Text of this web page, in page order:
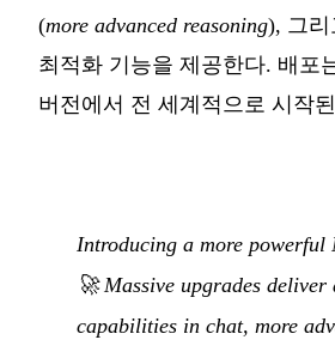
(more advanced reasoning), 그
최적화 기능을 제공한다. 배포
버전에서 전 세계적으로 시작
Introducing a more powerful
🚀 Massive upgrades deliver
capabilities in chat, more